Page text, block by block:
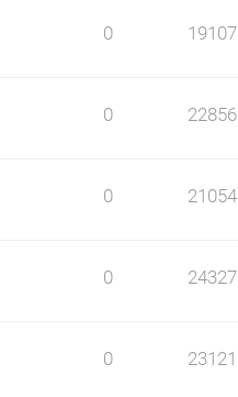
0 19107
0 22856
0 21054
0 24327
0 23121